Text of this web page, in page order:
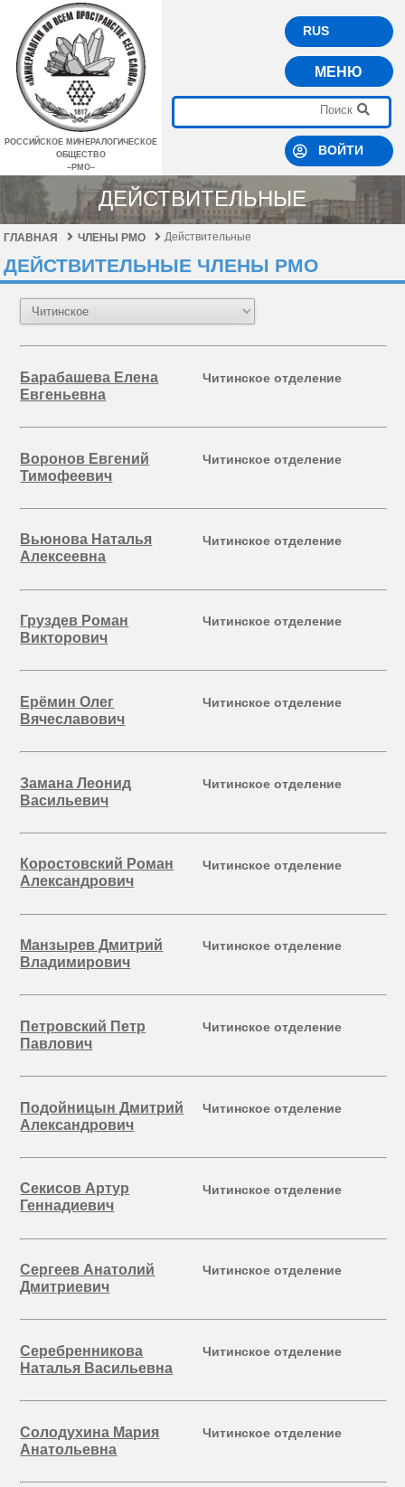
РОССИЙСКОЕ МИНЕРАЛОГИЧЕСКОЕ
ОБЩЕСТВО
–РМО–
RUS
МЕНЮ
ВОЙТИ
ДЕЙСТВИТЕЛЬНЫЕ
ГЛАВНАЯ ЧЛЕНЫ РМО Действительные
ДЕЙСТВИТЕЛЬНЫЕ ЧЛЕНЫ РМО
Барабашева Елена
Евгеньевна
Читинское отделение
Воронов Евгений
Тимофеевич
Читинское отделение
Вьюнова Наталья
Алексеевна
Читинское отделение
Груздев Роман
Викторович
Читинское отделение
Ерёмин Олег
Вячеславович
Читинское отделение
Замана Леонид
Васильевич
Читинское отделение
Коростовский Роман
Александрович
Читинское отделение
Манзырев Дмитрий
Владимирович
Читинское отделение
Петровский Петр
Павлович
Читинское отделение
Подойницын Дмитрий
Александрович
Читинское отделение
Секисов Артур
Геннадиевич
Читинское отделение
Сергеев Анатолий
Дмитриевич
Читинское отделение
Серебренникова
Наталья Васильевна
Читинское отделение
Солодухина Мария
Анатольевна
Читинское отделение